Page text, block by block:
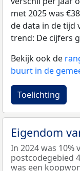
met 2025 was
de data in de tijd
trend: De cijfers
Bekijk ook de
buurt in de
Toelichting
Eigendom
In 2024 was 10%
postcodegebied
was een